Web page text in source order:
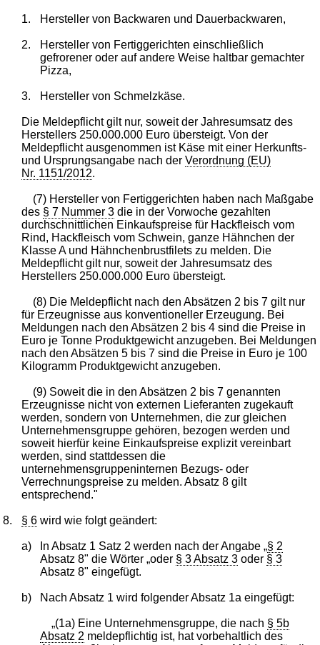
1. Hersteller von Backwaren und Dauerbackwaren,
2.
Hersteller von Fertiggerichten einschließlich
gefrorener oder auf andere Weise haltbar gemachter
Pizza,
3. Hersteller von Schmelzkäse.
Die Meldepflicht gilt nur, soweit der Jahresumsatz des
Herstellers 250.000.000 Euro übersteigt. Von der
Meldepflicht ausgenommen ist Käse mit einer Herkunfts-
und Ursprungsangabe nach derVerordnung (EU)
Nr. 1151/2012.
(7) Hersteller von Fertiggerichten haben nach Maßgabe
des § 7 Nummer 3 die in der Vorwoche gezahlten
durchschnittlichen Einkaufspreise für Hackfleisch vom
Rind, Hackfleisch vom Schwein, ganze Hähnchen der
Klasse A und Hähnchenbrustfilets zu melden. Die
Meldepflicht gilt nur, soweit der Jahresumsatz des
Herstellers 250.000.000 Euro übersteigt.
(8) Die Meldepflicht nach den Absätzen 2 bis 7 gilt nur
für Erzeugnisse aus konventioneller Erzeugung. Bei
Meldungen nach den Absätzen 2 bis 4 sind die Preise in
Euro je Tonne Produktgewicht anzugeben. Bei Meldungen
nach den Absätzen 5 bis 7 sind die Preise in Euro je 100
Kilogramm Produktgewicht anzugeben.
(9) Soweit die in den Absätzen 2 bis 7 genannten
Erzeugnisse nicht von externen Lieferanten zugekauft
werden, sondern von Unternehmen, die zur gleichen
Unternehmensgruppe gehören, bezogen werden und
soweit hierfür keine Einkaufspreise explizit vereinbart
werden, sind stattdessen die
unternehmensgruppeninternen Bezugs- oder
Verrechnungspreise zu melden. Absatz 8 gilt
entsprechend."
8. § 6 wird wie folgt geändert:
a) In Absatz 1 Satz 2 werden nach der Angabe „§ 2
Absatz 8" die Wörter „oder § 3 Absatz 3oder § 3
Absatz 8" eingefügt.
b) Nach Absatz 1 wird folgender Absatz 1a eingefügt:
„(1a) Eine Unternehmensgruppe, die nach § 5b
Absatz 2 meldepflichtig ist, hat vorbehaltlich des